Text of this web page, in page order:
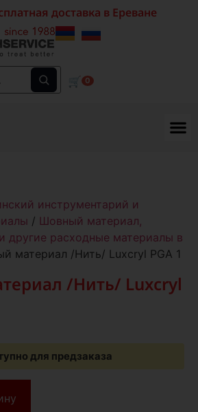
доставка в Ереване
🛒 0
инструментарий и
/ Шовный материал,
другие расходные материалы в
материал /Нить/ Luxcryl PGA 1
/Нить/ Luxcryl
для предзаказа